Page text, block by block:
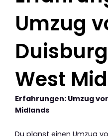
Umzug
West
Erfahrungen: Umzug
Midlands